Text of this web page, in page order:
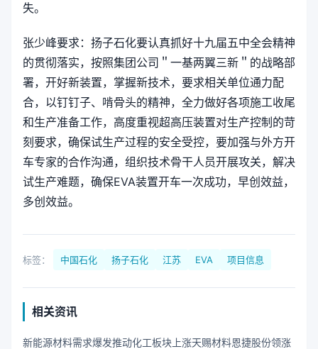
失。
张少峰要求：扬子石化要认真抓好十九届五中全会精神
的贯彻落实，按照集团公司＂一基两翼三新＂的战略部
署，开好新装置，掌握新技术，要求相关单位通力配
合，以钉钉子、啃骨头的精神，全力做好各项施工收尾
和生产准备工作，高度重视超高压装置对生产控制的苛
刻要求，确保试生产过程的安全受控，要加强与外方开
车专家的合作沟通，组织技术骨干人员开展攻关，解决
试生产难题，确保EVA装置开车一次成功，早创效益，
多创效益。
标签： 中国石化 扬子石化 江苏 EVA 项目信息
相关资讯
新能源材料需求爆发推动化工板块上涨天赐材料恩捷股份领涨